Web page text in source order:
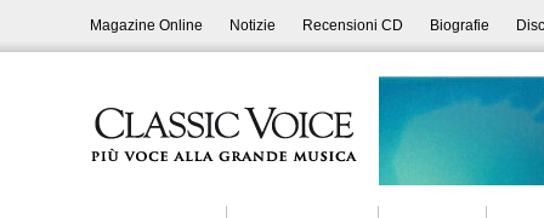
Magazine Online Notizie Recensioni CD Biografie